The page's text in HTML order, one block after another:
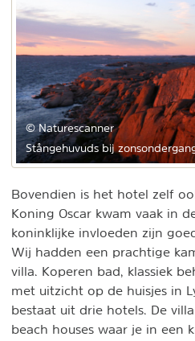
© Naturescanner
Stångehuvuds bij
Bovendien is het hotel zelf
Koning Oscar kwam vaak in
koninklijke invloeden zijn
Wij hadden een prachtige
villa. Koperen bad, klassiek
met uitzicht op de huisjes in
bestaat uit drie hotels. De
beach houses waar je in een